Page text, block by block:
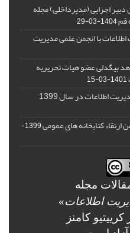
دبیر اجرایی (مدیرداخلی) مجله
قم1404-03-29
با انجمن علمی مدیریت
بیگدلی عضو هیات تحریریه
1401-03-15
اطلاعات در سال 1399
ارتقاء کتابخانه های عمومی
1399-
مجله
اطلاعات»
کامنز